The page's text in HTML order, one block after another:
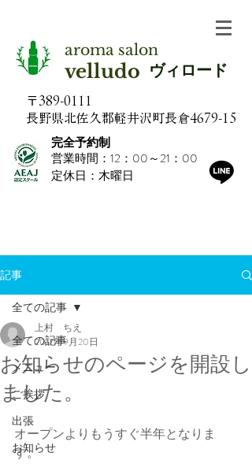
aroma salon
velludo ヴィロード
〒389-0111
​長野県北佐久郡軽井沢町長倉4679-15
完全予約制
営業時間：12：00～21：00
定休日：木曜日​
記事
全ての記事
メニュー
ご挨拶
出張
お知らせ
全ての記事
お知らせのページを開設し
ました。
上村 ちえ
2017年9月20日
オープンよりもうすぐ半年となりま
す。